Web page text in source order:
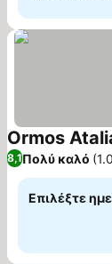
Ormos
8,1Πολύ καλό
Επιλέξτε